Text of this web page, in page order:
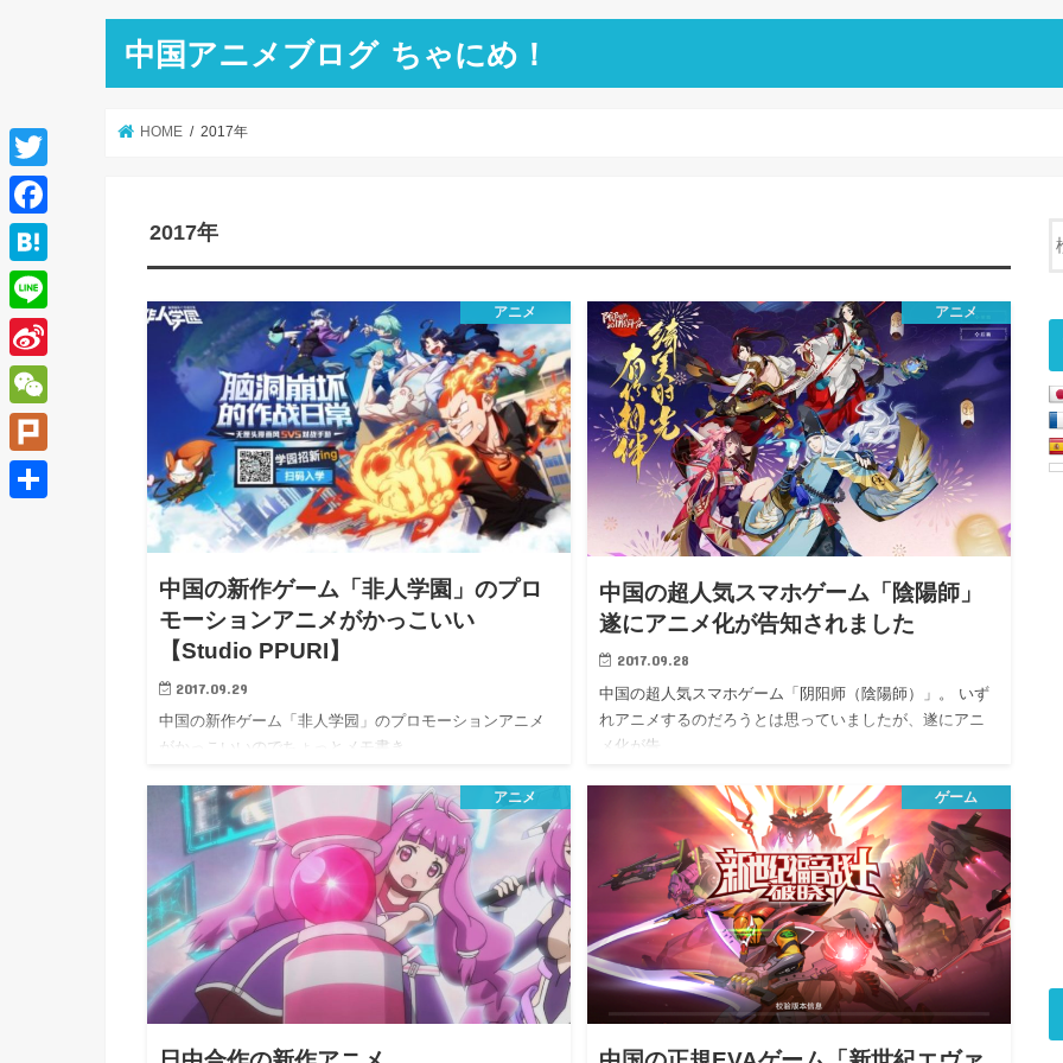
中国アニメブログ ちゃにめ！
HOME 2017年
2017年
アニメ
中国の新作ゲーム「非人学園」のプロ
モーションアニメがかっこいい
【Studio PPURI】
2017.09.29
中国の新作ゲーム「非人学园」のプロモーションアニメ
がかっこいいのでちょっとメモ書き。
アニメ
中国の超人気スマホゲーム「陰陽師」
遂にアニメ化が告知されました
2017.09.28
中国の超人気スマホゲーム「阴阳师（陰陽師）」。 いず
れアニメするのだろうとは思っていましたが、遂にアニ
メ化が告…
アニメ ゲーム
T
w
i
t
e
r
F
a
c
e
b
o
o
k
H
a
t
e
a
L
i
n
e
S
i
n
a
W
e
C
P